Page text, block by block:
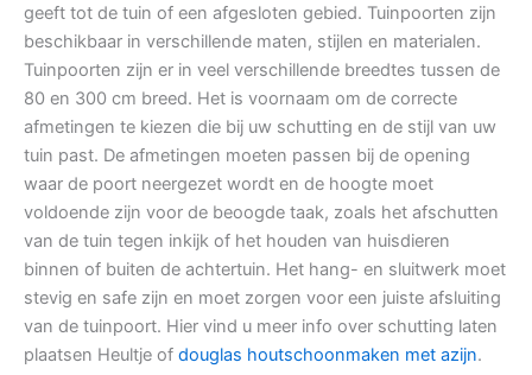
geeft tot de tuin of een afgesloten gebied. Tuinpoorten zijn
beschikbaar in verschillende maten, stijlen en materialen.
Tuinpoorten zijn er in veel verschillende breedtes tussen de
80 en 300 cm breed. Het is voornaam om de correcte
afmetingen te kiezen die bij uw schutting en de stijl van uw
tuin past. De afmetingen moeten passen bij de opening
waar de poort neergezet wordt en de hoogte moet
voldoende zijn voor de beoogde taak, zoals het afschutten
van de tuin tegen inkijk of het houden van huisdieren
binnen of buiten de achtertuin. Het hang- en sluitwerk moet
stevig en safe zijn en moet zorgen voor een juiste afsluiting
van de tuinpoort. Hier vind u meer info over schutting laten
plaatsen Heultje of douglas houtschoonmaken met azijn.